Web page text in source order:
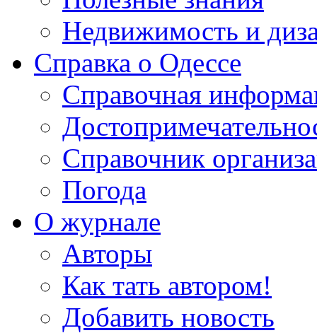
Недвижимость и
Справка о Одессе
Справочная
Справочник
Погода
О журнале
Авторы
Как тать автором!
Добавить новость